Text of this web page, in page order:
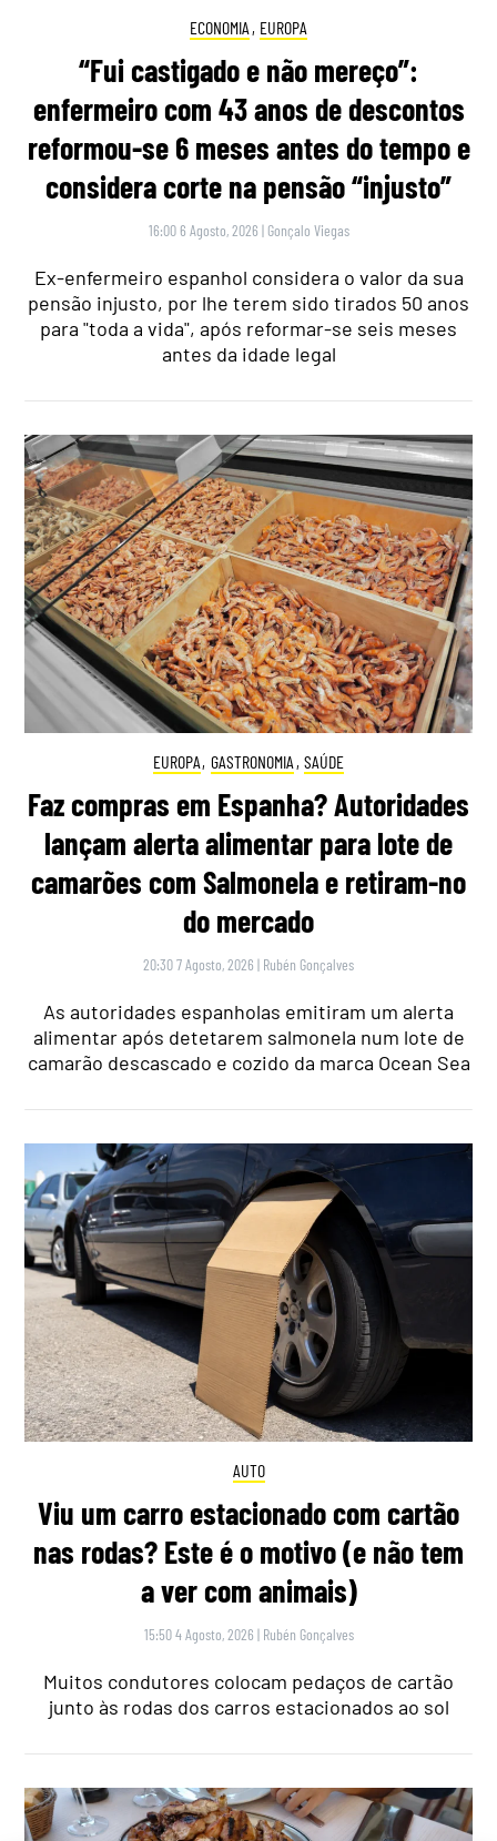
ECONOMIA , EUROPA
“Fui castigado e não mereço”:
enfermeiro com 43 anos de descontos
reformou-se 6 meses antes do tempo e
considera corte na pensão “injusto”
16:00 6 Agosto, 2026 | Gonçalo Viegas
Ex-enfermeiro espanhol considera o valor da sua
pensão injusto, por lhe terem sido tirados 50 anos
para "toda a vida", após reformar-se seis meses
antes da idade legal
EUROPA, GASTRONOMIA , SAÚDE
Faz compras em Espanha? Autoridades
lançam alerta alimentar para lote de
camarões com Salmonela e retiram-no
do mercado
20:30 7 Agosto, 2026 | Rubén Gonçalves
As autoridades espanholas emitiram um alerta
alimentar após detetarem salmonela num lote de
camarão descascado e cozido da marca Ocean Sea
AUTO
Viu um carro estacionado com cartão
nas rodas? Este é o motivo (e não tem
a ver com animais)
15:50 4 Agosto, 2026 | Rubén Gonçalves
Muitos condutores colocam pedaços de cartão
junto às rodas dos carros estacionados ao sol